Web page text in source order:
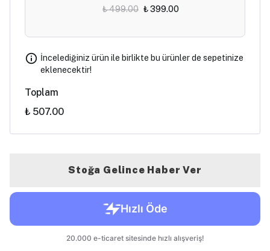
₺ 499.00 ₺ 399.00
İncelediğiniz ürün ile birlikte bu ürünler de sepetinize
eklenecektir!
Toplam
₺ 507.00
Stoğa Gelince Haber Ver